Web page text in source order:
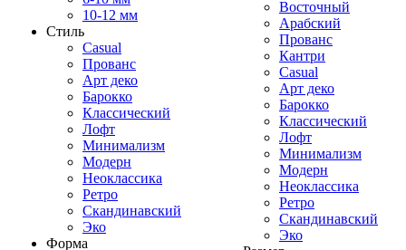
10-12 мм
Стиль
Casual
Прованс
Арт деко
Барокко
Классический
Лофт
Минимализм
Модерн
Неоклассика
Ретро
Скандинавский
Эко
Форма
Восточный
Арабский
Прованс
Кантри
Casual
Арт деко
Барокко
Классический
Лофт
Минимализм
Модерн
Неоклассика
Ретро
Скандинавский
Эко